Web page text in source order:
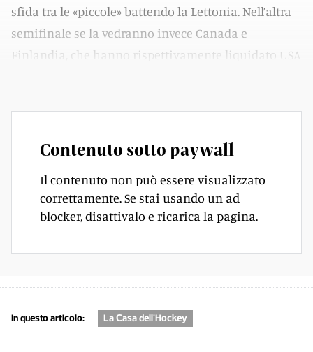
sfida tra le «piccole» battendo la Lettonia. Nell’altra
semifinale se la vedranno invece Canada e
Finlandia, che hanno rispettivamente liquidato USA
Contenuto sotto paywall
Il contenuto non può essere visualizzato
correttamente. Se stai usando un ad
blocker, disattivalo e ricarica la pagina.
In questo articolo: La Casa dell'Hockey